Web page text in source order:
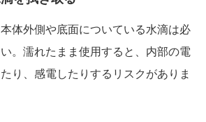
体外側や底面についている水滴は必
。濡れたまま使用すると、内部の電
り、感電したりするリスクがありま